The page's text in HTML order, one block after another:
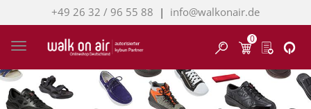
+49 26 32 / 96 55 88 | info@walkonair.de
Toggle navigation Finden
0